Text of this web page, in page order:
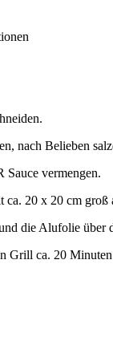
nach Belieben
vermengen.
20 x 20 cm groß
die Alufolie über
Grill ca. 20 Minuten